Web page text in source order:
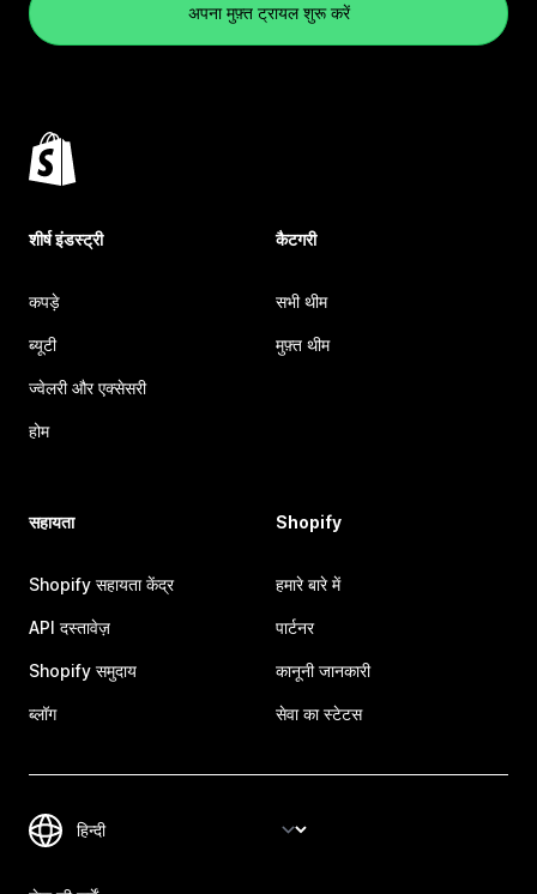
अपना मुफ़्त ट्रायल शुरू करें
शीर्ष इंडस्ट्री
कपड़े
ब्यूटी
ज्वेलरी और एक्सेसरी
होम
कैटगरी
सभी थीम
मुफ़्त थीम
सहायता
Shopify सहायता केंद्र
API दस्तावेज़
Shopify समुदाय
ब्लॉग
Shopify
हमारे बारे में
पार्टनर
कानूनी जानकारी
सेवा का स्टेटस